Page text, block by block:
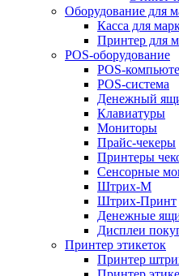
Оборудование для
Касса для
Принтер для
POS-оборудование
POS-
POS-система
Денежный
Клавиатуры
Мониторы
Прайс-чекеры
Принтеры
Сенсорные
Штрих-М
Штрих-Принт
Денежные
Дисплеи
Принтер этикеток
Принтер